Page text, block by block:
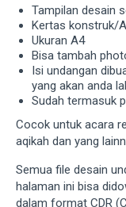
Tampilan desain
Kertas konstruk/
Ukuran A4
Bisa tambah
Isi undangan
yang akan anda
Sudah termasuk
Cocok untuk acara
aqikah dan yang
Semua file desain
halaman ini bisa
dalam format CDR